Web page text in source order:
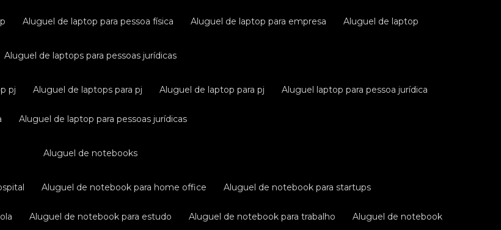
aluguel de laptop para pessoa física aluguel de laptop para empresa aluguel de laptop
aluguel de laptops para pessoas jurídicas
pj aluguel de laptops para pj aluguel de laptop para pj aluguel laptop para pessoa jurídica
aluguel de laptop para pessoas jurídicas
aluguel de notebooks
aluguel de notebook para home office aluguel de notebook para startups
aluguel de notebook para estudo aluguel de notebook para trabalho aluguel de notebook